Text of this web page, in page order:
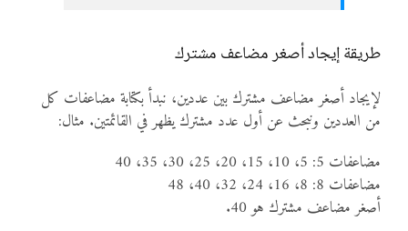
طريقة إيجاد أصغر مضاعف مشترك
لإيجاد أصغر مضاعف مشترك بين عددين، نبدأ بكتابة مضاعفات كل
من العددين ونبحث عن أول عدد مشترك يظهر في القائمتين. مثال:
مضاعفات 5: 5، 10، 15، 20، 25، 30، 35، 40
مضاعفات 8: 8، 16، 24، 32، 40، 48
أصغر مضاعف مشترك هو 40.